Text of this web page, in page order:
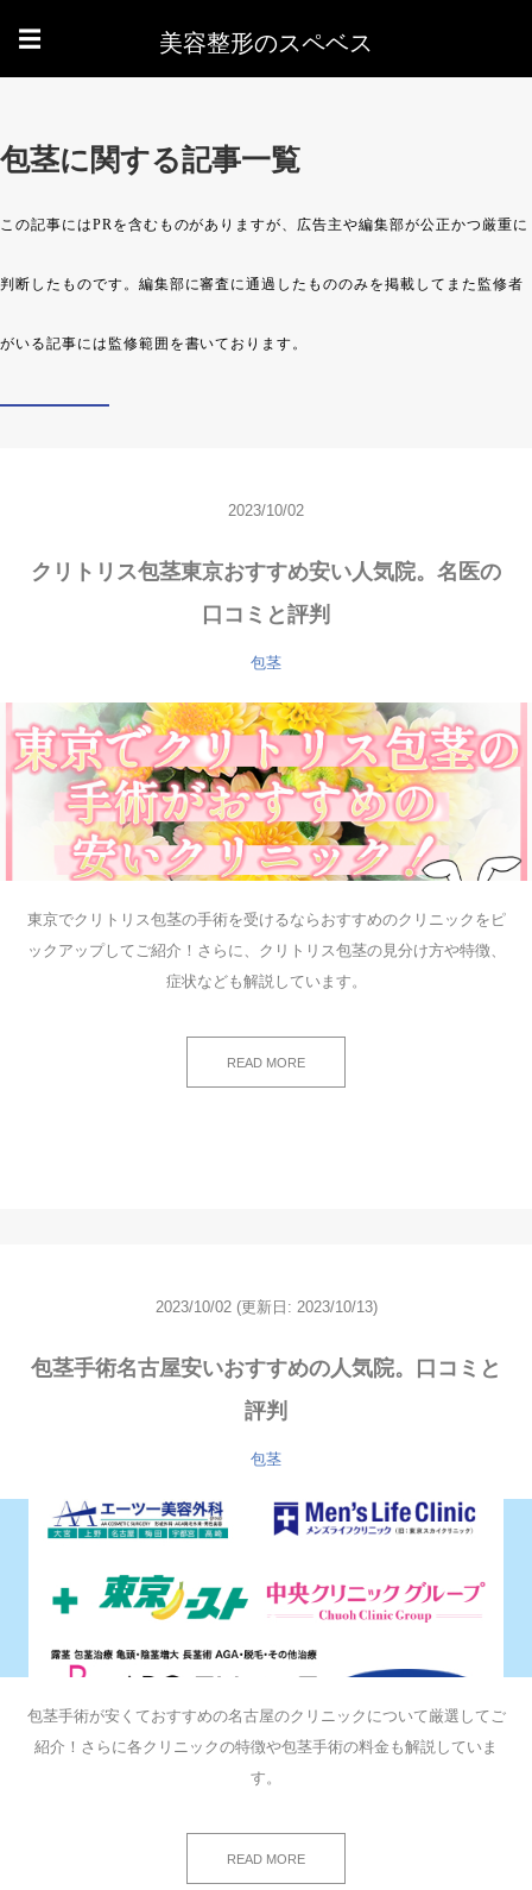
☰ 美容整形のスペベス
包茎に関する記事一覧
2023/10/02
クリトリス包茎東京おすすめ安い人気院。名医の
口コミと評判
包茎
東京でクリトリス包茎の手術を受けるならおすすめのクリニックをピ
ックアップしてご紹介！さらに、クリトリス包茎の見分け方や特徴、
症状なども解説しています。
READ MORE
2023/10/02 (更新日: 2023/10/13)
包茎手術名古屋安いおすすめの人気院。口コミと
評判
包茎
包茎手術が安くておすすめの名古屋のクリニックについて厳選してご
紹介！さらに各クリニックの特徴や包茎手術の料金も解説していま
す。
READ MORE